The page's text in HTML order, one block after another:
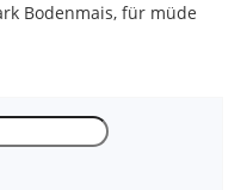
Bodenmais, für müde